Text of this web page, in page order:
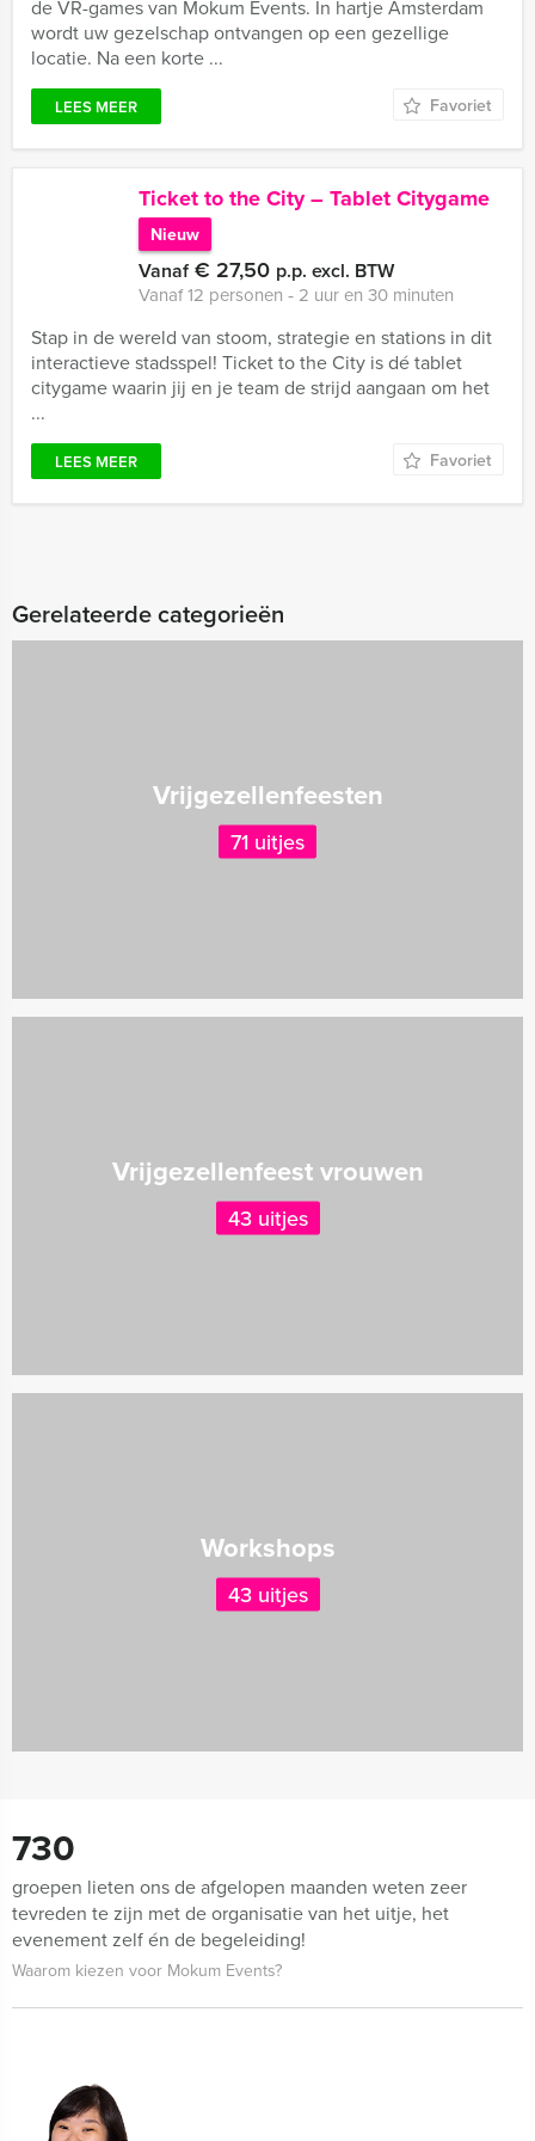
de VR-games van Mokum Events. In hartje Amsterdam
wordt uw gezelschap ontvangen op een gezellige
locatie. Na een korte ...
LEES MEER Favoriet
Ticket to the City – Tablet Citygame
Nieuw
Vanaf€ 27,50 p.p. excl. BTW
Vanaf 12 personen ‐ 2 uur en 30 minuten
Stap in de wereld van stoom, strategie en stations in dit
interactieve stadsspel! Ticket to the City is dé tablet
citygame waarin jij en je team de strijd aangaan om het
...
LEES MEER Favoriet
Gerelateerde categorieën
Vrijgezellenfeesten
71 uitjes
Vrijgezellenfeest vrouwen
43 uitjes
Workshops
43 uitjes
730
groepen lieten ons de afgelopen maanden weten zeer
tevreden te zijn met de organisatie van het uitje, het
evenement zelf én de begeleiding!
Waarom kiezen voor Mokum Events?